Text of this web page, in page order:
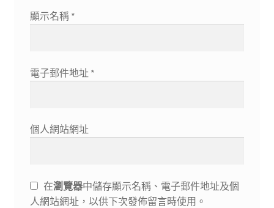
顯示名稱 *
電子郵件地址 *
個人網站網址
在瀏覽器中儲存顯示名稱、電子郵件地址及個
人網站網址，以供下次發佈留言時使用。